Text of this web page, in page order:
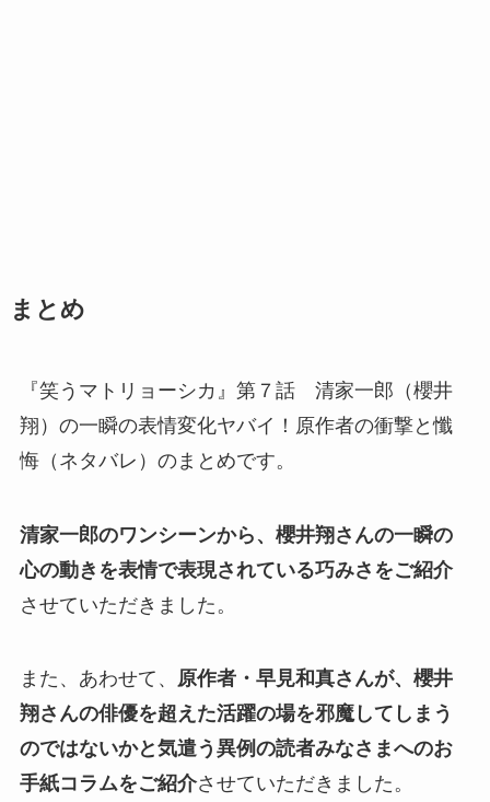
まとめ
『笑うマトリョーシカ』第７話 清家一郎（櫻井
翔）の一瞬の表情変化ヤバイ！原作者の衝撃と懺
悔（ネタバレ）のまとめです。
清家一郎のワンシーンから、櫻井翔さんの一瞬の
心の動きを表情で表現されている巧みさをご紹介
させていただきました。
また、あわせて、 原作者・早見和真さんが、櫻井
翔さんの俳優を超えた活躍の場を邪魔してしまう
のではないかと気遣う異例の読者みなさまへのお
手紙コラムをご紹介させていただきました。